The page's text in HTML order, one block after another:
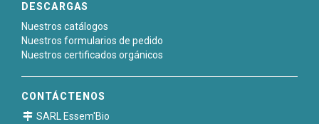
DESCARGAS
Nuestros catálogos
Nuestros formularios de pedido
Nuestros certificados orgánicos
CONTÁCTENOS
SARL Essem'Bio